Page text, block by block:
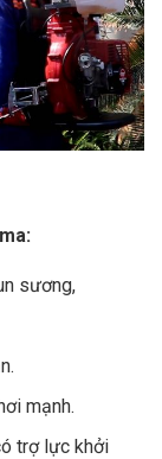
sương,
mạnh.
trợ lực khởi